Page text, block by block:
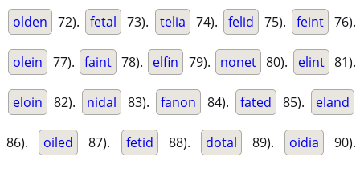
olden 72). fetal 73). telia 74). felid 75). feint 76).
olein 77). faint 78). elfin 79). nonet 80). elint 81).
eloin 82). nidal 83). fanon 84). fated 85). eland
86). oiled 87). fetid 88). dotal 89). oidia 90).